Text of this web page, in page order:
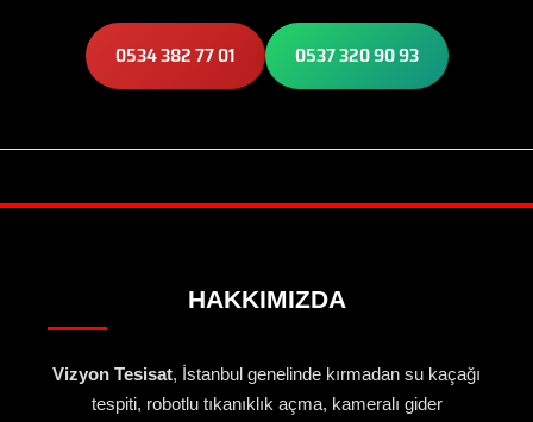
0534 382 77 01 0537 320 90 93
HAKKIMIZDA
Vizyon Tesisat, İstanbul genelinde kırmadan su kaçağı
tespiti, robotlu tıkanıklık açma, kameralı gider